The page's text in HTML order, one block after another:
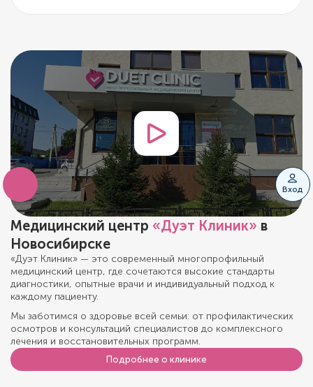
Вход
Медицинский центр «Дуэт Клиник» в
Новосибирске
«Дуэт Клиник» — это современный многопрофильный
медицинский центр, где сочетаются высокие стандарты
диагностики, опытные врачи и индивидуальный подход к
каждому пациенту.
Мы заботимся о здоровье всей семьи: от профилактических
осмотров и консультаций специалистов до комплексного
лечения и восстановительных программ.
Подробнее о клинике